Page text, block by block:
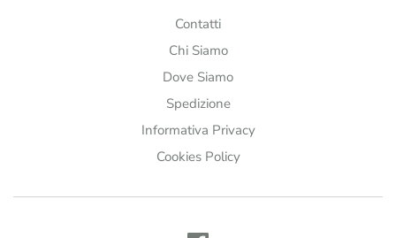
Contatti
Chi Siamo
Dove Siamo
Spedizione
Informativa Privacy
Cookies Policy